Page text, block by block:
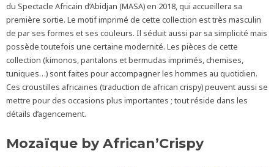
du Spectacle Africain d’Abidjan (MASA) en 2018, qui accueillera sa
première sortie. Le motif imprimé de cette collection est très masculin
de par ses formes et ses couleurs. Il séduit aussi par sa simplicité mais
possède toutefois une certaine modernité. Les pièces de cette
collection (kimonos, pantalons et bermudas imprimés, chemises,
tuniques…) sont faites pour accompagner les hommes au quotidien.
Ces croustilles africaines (traduction de african crispy) peuvent aussi se
mettre pour des occasions plus importantes ; tout réside dans les
détails d’agencement.
Mozaïque by African’Crispy